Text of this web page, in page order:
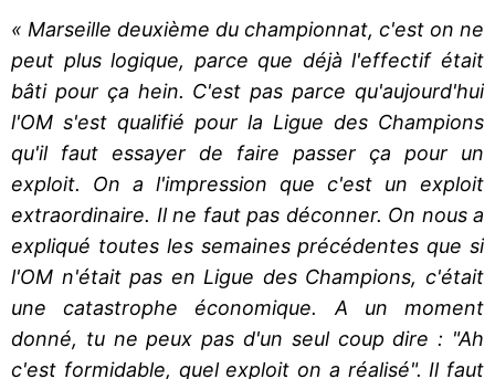
« Marseille deuxième du championnat, c'est on ne
peut plus logique, parce que déjà l'effectif était
bâti pour ça hein. C'est pas parce qu'aujourd'hui
l'OM s'est qualifié pour la Ligue des Champions
qu'il faut essayer de faire passer ça pour un
exploit. On a l'impression que c'est un exploit
extraordinaire. Il ne faut pas déconner. On nous a
expliqué toutes les semaines précédentes que si
l'OM n'était pas en Ligue des Champions, c'était
une catastrophe économique. A un moment
donné, tu ne peux pas d'un seul coup dire : "Ah
c'est formidable, quel exploit on a réalisé". Il faut